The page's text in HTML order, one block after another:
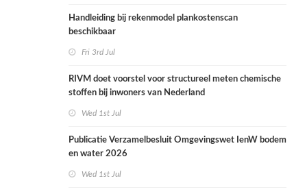
Handleiding bij rekenmodel plankostenscan
beschikbaar
Fri 3rd Jul
RIVM doet voorstel voor structureel meten chemische
stoffen bij inwoners van Nederland
Wed 1st Jul
Publicatie Verzamelbesluit Omgevingswet IenW bodem
en water 2026
Wed 1st Jul